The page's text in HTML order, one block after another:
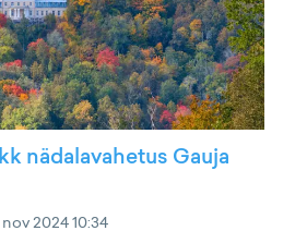
nädalavahetus Gauja
nov 2024 10:34